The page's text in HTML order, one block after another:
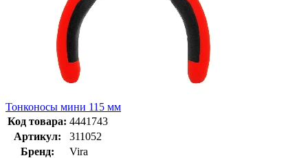
Тонконосы мини 115 мм
Код товара: 4441743
Артикул:
311052
Бренд:
Vira